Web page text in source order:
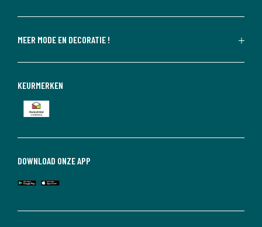
MEER MODE EN DECORATIE !
DOWNLOAD ONZE APP
KEURMERKEN